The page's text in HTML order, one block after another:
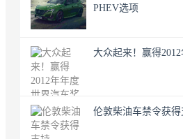
PHEV选项
大众起来！赢得
伦敦柴油车禁令获得